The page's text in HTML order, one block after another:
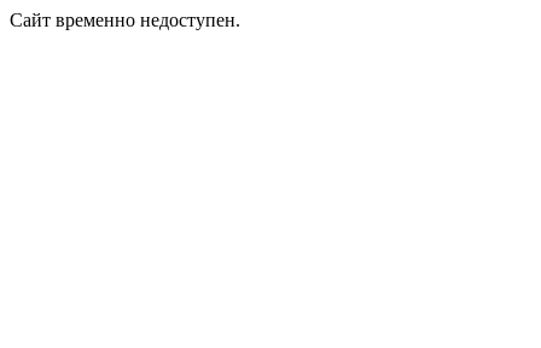
Сайт временно недоступен.